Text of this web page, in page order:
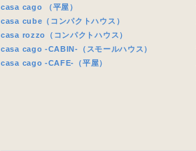
casa cago （平屋）
casa cube（コンパクトハウス）
casa rozzo（コンパクトハウス）
casa cago -CABIN-（スモールハウス）
casa cago -CAFE-（平屋）